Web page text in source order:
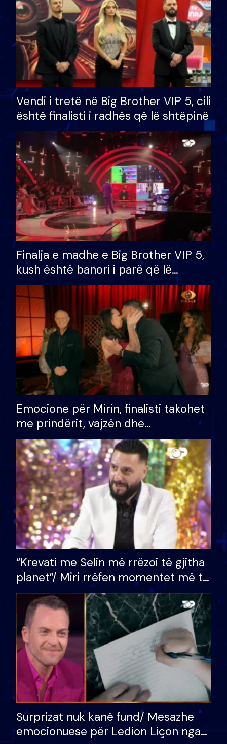
Vendi i tretë në Big Brother VIP 5, cili
është finalisti i radhës që lë shtëpinë
Finalja e madhe e Big Brother VIP 5,
kush është banori i parë që lë
shtëpinë dhe humb mundësinë për
të fituar çmimin e madh
Emocione për Mirin, finalisti takohet
me prindërit, vajzën dhe
bashkëshorten: S’kemi ndonjë letër
divorci apo jo?
“Krevati me Selin më rrëzoi të gjitha
planet”/ Miri rrëfen momentet më të
bukura në shtëpinë e BB VIP: Do më
mungojë zilja e mëngjesit kur…
Surprizat nuk kanë fund/ Mesazhe
emocionuese për Ledion Liçon nga